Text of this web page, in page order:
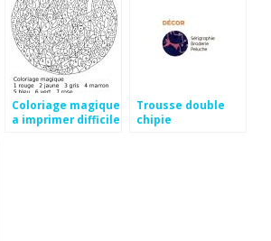
Coloriage magique
a imprimer difficile
Trousse double
chipie